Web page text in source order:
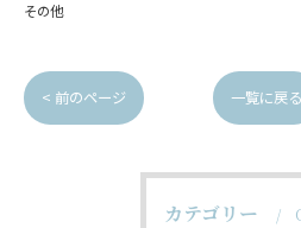
その他
< 前のページ 一覧に戻る
カテゴリー